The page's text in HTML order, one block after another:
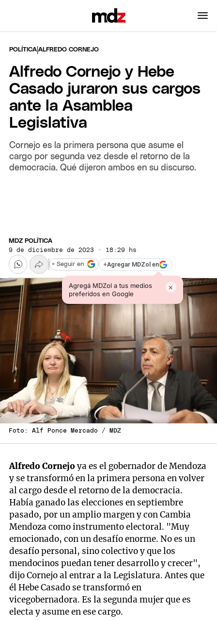
POLÍTICA |ALFREDO CORNEJO
Alfredo Cornejo y Hebe
Casado juraron sus cargos
ante la Asamblea
Legislativa
Cornejo es la primera persona que asume el
cargo por segunda vez desde el retorno de la
democracia. Qué dijeron ambos en su discurso.
MDZ POLÍTICA
9 de diciembre de 2023 · 18:29 hs
+Agregar MDZol en
Agregá MDZol a tus medios
preferidos en Google
×
+ Seguir en
Foto: Alf Ponce Mercado / MDZ
Alfredo Cornejoya es el gobernador de Mendoza
y se transformó en la primera persona en volver
al cargo desde el retorno de la democracia.
Había ganado las elecciones en septiembre
pasado, por un amplio margen y con Cambia
Mendoza como instrumento electoral. "Muy
emocionado, con un desafío enorme. No es un
desafío personal, sino colectivo y que los
mendocinos puedan tener desarrollo y crecer",
dijo Cornejo al entrar a la Legislatura. Antes que
él Hebe Casado se transformó en
vicegobernadora. Es la segunda mujer que es
electa y asume en ese cargo.